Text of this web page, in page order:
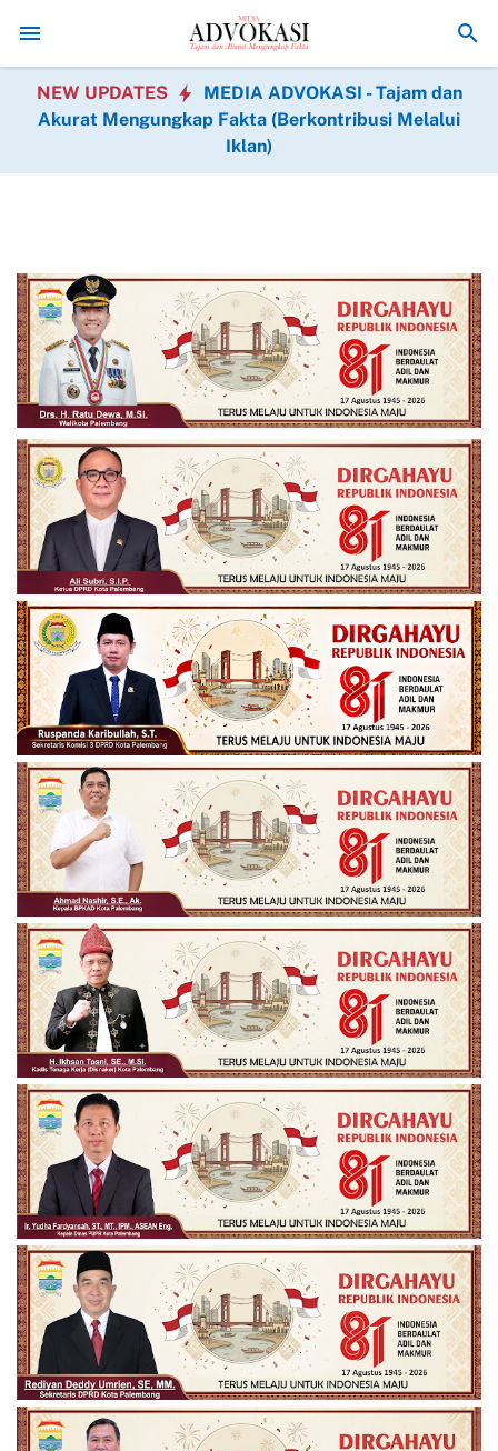
Kodam XIX Tuanku Tambusai Perkuat Semangat Manunggal
NEW UPDATES
MEDIA ADVOKASI - Tajam dan
Akurat Mengungkap Fakta (Berkontribusi Melalui
Iklan)